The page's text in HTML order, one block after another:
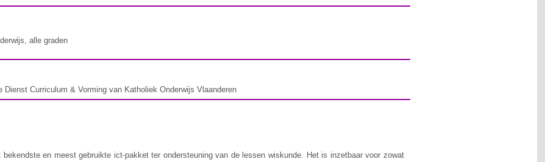
alle graden
Dienst Curriculum & Vorming van Katholiek Onderwijs Vlaanderen
en meest gebruikte ict-pakket ter ondersteuning van de lessen wiskunde. Het is inzetbaar voor zowat